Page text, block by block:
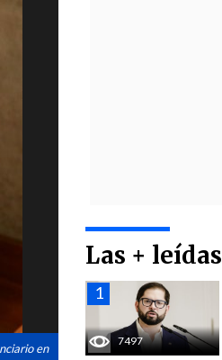
en
Las + leídas
7497